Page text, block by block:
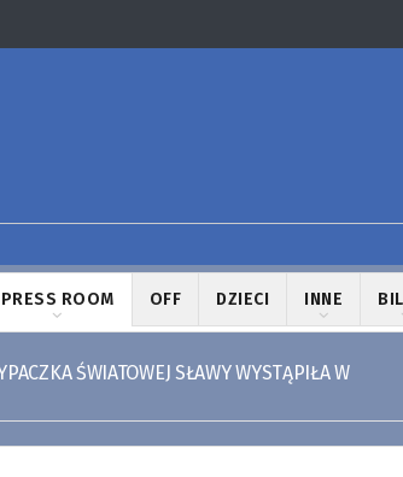
PRESS ROOM OFF DZIECI INNE
ŚWIATOWEJ SŁAWY WYSTĄPIŁA W